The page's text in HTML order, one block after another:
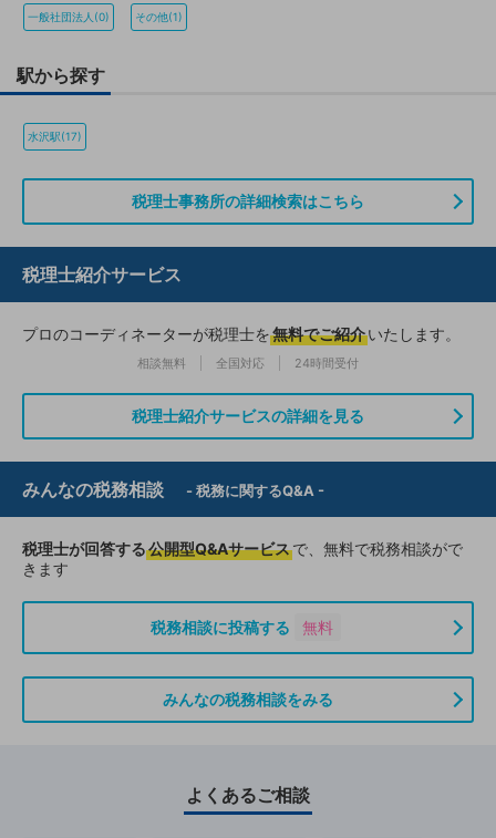
一般社団法人(0) その他(1)
駅から探す
水沢駅(17)
税理士事務所の詳細検索はこちら
税理士紹介サービス
プロのコーディネーターが税理士を無料でご紹介いたします。
相談無料 全国対応 24時間受付
税理士紹介サービスの詳細を見る
みんなの税務相談 - 税務に関するQ&A -
税理士が回答する公開型Q&Aサービスで、無料で税務相談がで
きます
税務相談に投稿する 無料
みんなの税務相談をみる
よくあるご相談